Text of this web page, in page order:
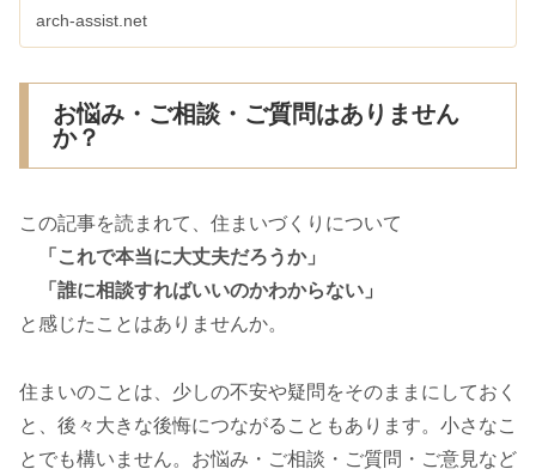
arch-assist.net
お悩み・ご相談・ご質問はありません
か？
この記事を読まれて、住まいづくりについて
「これで本当に大丈夫だろうか」
「誰に相談すればいいのかわからない」
と感じたことはありませんか。
住まいのことは、少しの不安や疑問をそのままにしておく
と、後々大きな後悔につながることもあります。小さなこ
とでも構いません。お悩み・ご相談・ご質問・ご意見など